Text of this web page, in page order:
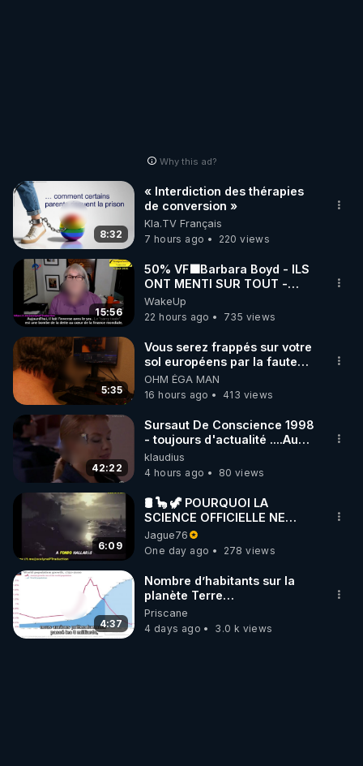
Why this ad?
8:32
« Interdiction des thérapies
de conversion »
Kla.TV Français
7 hours ago
220 views
15:56
50% VF🟩Barbara Boyd - ILS
ONT MENTI SUR TOUT -
Jocelyne Traduction
WakeUp
22 hours ago
735 views
5:35
Vous serez frappés sur votre
sol européens par la faute
des dirigeants qui s'en
mettent dans le nez
OHM ÉGA MAN
16 hours ago
413 views
42:22
Sursaut De Conscience 1998
- toujours d'actualité ....Au
Dela Du Réel
klaudius
4 hours ago
80 views
6:09
🛢 🦕 🦖 POURQUOI LA
SCIENCE OFFICIELLE NE
CONNAÎT-ELLE PAS LA VRAIE
ORIGINE DU PÉTROLE ?
Jague76
One day ago
278 views
4:37
Nombre d’habitants sur la
planète Terre…
Priscane
4 days ago
3.0 k views